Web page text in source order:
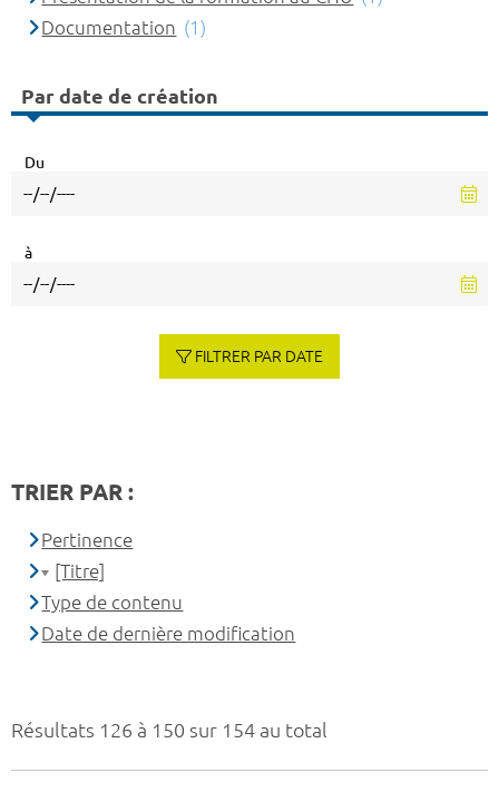
Résultats 126 à 150 sur 154 au total
Documentation (1)
Par date de création
Du
à
FILTRER PAR DATE
TRIER PAR :
Pertinence
[Titre]
Type de contenu
Date de dernière modification